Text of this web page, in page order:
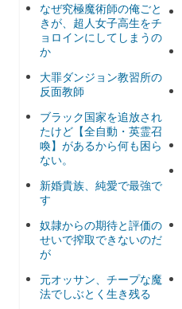
なぜ究極魔術師の俺ごと
きが、超人女子高生をチ
ョロインにしてしまうの
か
大罪ダンジョン教習所の
反面教師
ブラック国家を追放され
たけど【全自動・英霊召
喚】があるから何も困ら
ない。
新婚貴族、純愛で最強で
す
奴隷からの期待と評価の
せいで搾取できないのだ
が
元オッサン、チープな魔
法でしぶとく生き残る